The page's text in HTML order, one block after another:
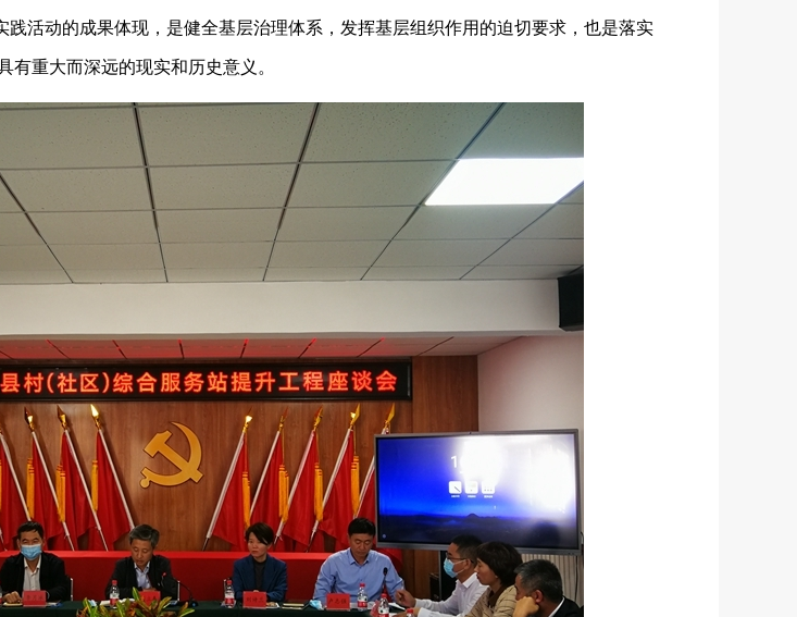
践活动的成果体现，是健全基层治理体系，发挥基层组织作用的迫切要求，也是落实
重大而深远的现实和历史意义。